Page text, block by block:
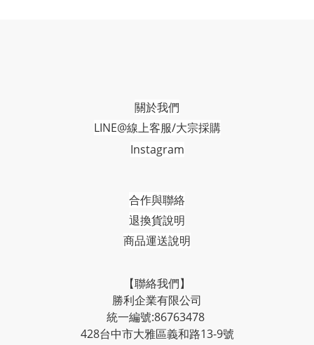
關於我們
LINE@線上客服/大宗採購
Instagram
合作與聯絡
退換貨說明
商品運送說明
【聯絡我們】
勝利企業有限公司
統一編號:86763478
428台中市大雅區義和路13-9號